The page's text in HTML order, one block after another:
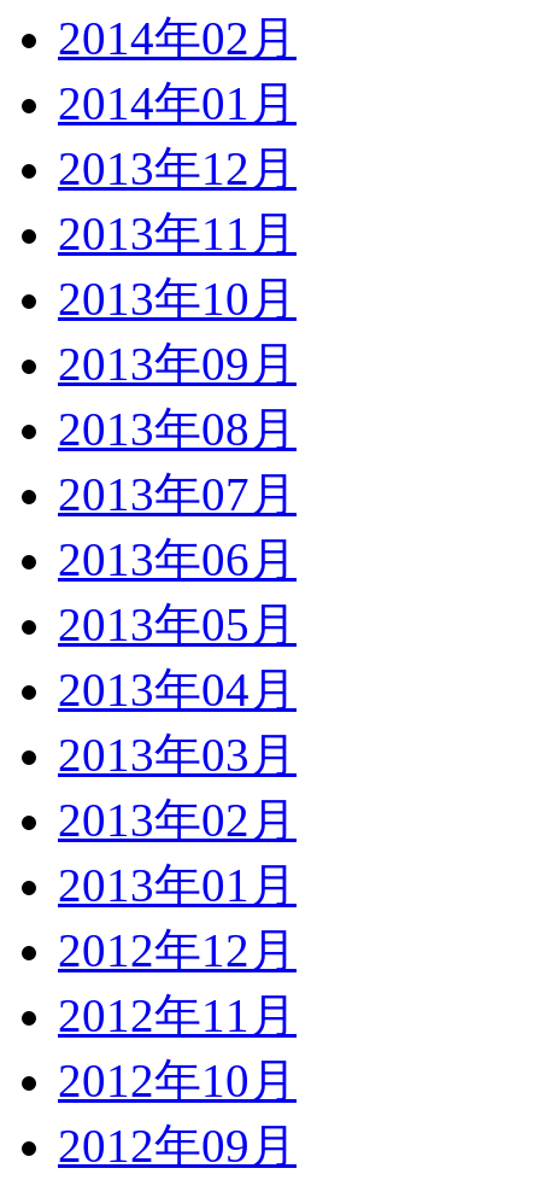
2014年02月
2014年01月
2013年12月
2013年11月
2013年10月
2013年09月
2013年08月
2013年07月
2013年06月
2013年05月
2013年04月
2013年03月
2013年02月
2013年01月
2012年12月
2012年11月
2012年10月
2012年09月